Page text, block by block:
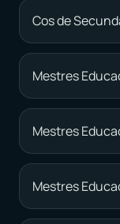
Cos de
Mestres
Mestres
Mestres